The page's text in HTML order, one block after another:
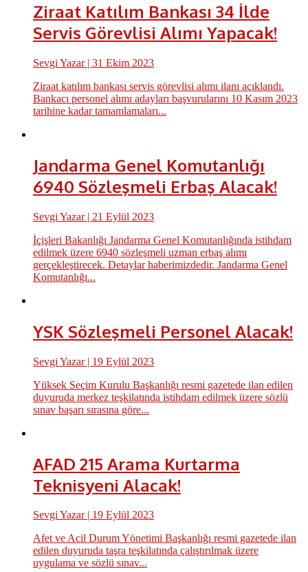
Ziraat Katılım Bankası 34 İlde
Servis Görevlisi Alımı Yapacak!
Sevgi Yazar| 31 Ekim 2023
Ziraat katılım bankası servis görevlisi alımı ilanı açıklandı.
Bankacı personel alımı adayları başvurularını 10 Kasım 2023
tarihine kadar tamamlamaları...
Jandarma Genel Komutanlığı
6940 Sözleşmeli Erbaş Alacak!
Sevgi Yazar| 21 Eylül 2023
İçişleri Bakanlığı Jandarma Genel Komutanlığında istihdam
edilmek üzere 6940 sözleşmeli uzman erbaş alımı
gerçekleştirecek. Detaylar haberimizdedir. Jandarma Genel
Komutanlığı...
YSK Sözleşmeli Personel Alacak!
Sevgi Yazar| 19 Eylül 2023
Yüksek Seçim Kurulu Başkanlığı resmi gazetede ilan edilen
duyuruda merkez teşkilatında istihdam edilmek üzere sözlü
sınav başarı sırasına göre...
AFAD 215 Arama Kurtarma
Teknisyeni Alacak!
Sevgi Yazar| 19 Eylül 2023
Afet ve Acil Durum Yönetimi Başkanlığı resmi gazetede ilan
edilen duyuruda taşra teşkilatında çalıştırılmak üzere
uygulama ve sözlü sınav...